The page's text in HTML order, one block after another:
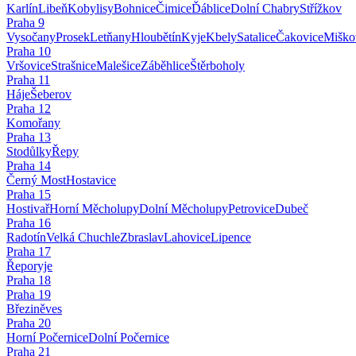
KarlínLibeňKobylisyBohniceČimiceĎábliceDolní ChabryStřížkov
Praha 9
VysočanyProsekLetňanyHloubětínKyjeKbelySataliceČakovice
Praha 10
VršoviceStrašniceMalešiceZáběhliceŠtěrboholy
Praha 11
HájeŠeberov
Praha 12
Komořany
Praha 13
StodůlkyŘepy
Praha 14
Černý MostHostavice
Praha 15
HostivařHorní MěcholupyDolní MěcholupyPetroviceDubeč
Praha 16
RadotínVelká ChuchleZbraslavLahoviceLipence
Praha 17
Řeporyje
Praha 18
Praha 19
Březiněves
Praha 20
Horní PočerniceDolní Počernice
Praha 21